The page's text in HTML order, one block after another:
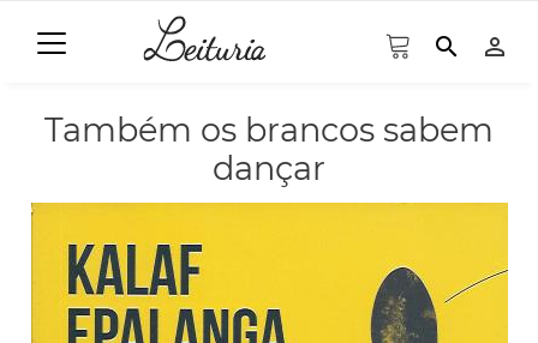
search person_outline
Também os brancos sabem
dançar